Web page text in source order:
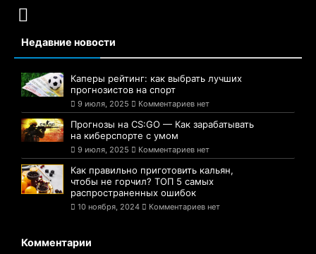
Недавние новости
Каперы рейтинг: как выбрать лучших
прогнозистов на спорт
9 июля, 2025 Комментариев нет
Прогнозы на CS:GO — Как зарабатывать
на киберспорте с умом
9 июля, 2025 Комментариев нет
Как правильно приготовить кальян,
чтобы не горчил? ТОП 5 самых
распространенных ошибок
10 ноября, 2024 Комментариев нет
Комментарии